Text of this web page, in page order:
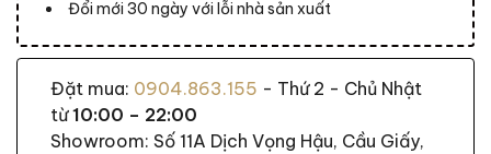
Đổi mới 30 ngày với lỗi nhà sản xuất
Đặt mua: 0904.863.155 - Thứ 2 - Chủ Nhật
từ10:00 – 22:00
Showroom: Số 11A Dịch Vọng Hậu, Cầu Giấy,